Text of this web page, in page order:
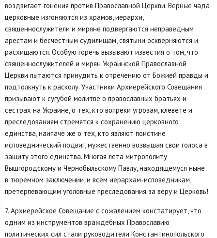
воздвигает гонения против Православной Церкви. Верные чада
церковные изгоняются из храмов, иерархи,
священнослужители и миряне подвергаются неправедным
арестам и бесчестным судилищам, святыни оскверняются и
расхищаются. Особую горечь вызывают известия о том, что
священнослужителей и мирян Украинской Православной
Церкви пытаются принудить к отречению от Божией правды и
подтолкнуть к расколу. Участники Архиерейского Совещания
призывают к сугубой молитве о православных братьях и
сестрах на Украине, о тех, кто вопреки угрозам, клевете и
преследованиям стремятся к сохранению церковного
единства, наипаче же о тех, кто являют поистине
исповеднический подвиг, мужественно возвышая свои голоса в
защиту этого единства. Многая лета митрополиту
Вышгородскому и Чернобыльскому Павлу, находящемуся ныне
в тюремном заключении, и всем иерархам-исповедникам,
претерпевающим уголовные преследования за веру и Церковь!
7. Архиерейское Совещание с сожалением констатирует, что
одним из инструментов враждебных Православию
политических сил стали руководители Константинопольского